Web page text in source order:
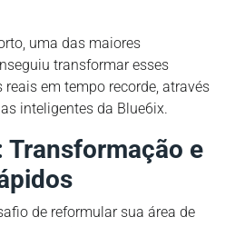
uma das maiores
transformar esses
em tempo recorde, através
inteligentes da Blue6ix.
Transformação e
de reformular sua área de